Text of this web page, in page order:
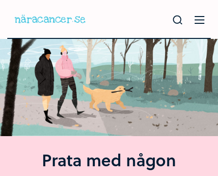
Prata med någon